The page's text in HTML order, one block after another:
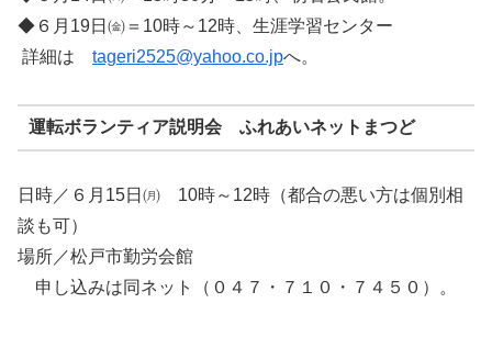
◆６月19日㈮＝10時～12時、生涯学習センター
詳細は tageri2525@yahoo.co.jpへ。
運転ボランティア説明会 ふれあいネットまつど
日時／６月15日㈪ 10時～12時（都合の悪い方は個別相
談も可）
場所／松戸市勤労会館
申し込みは同ネット（０４７・７１０・７４５０）。